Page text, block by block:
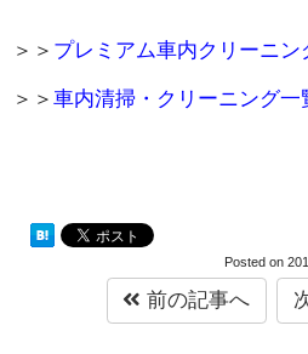
＞＞ プレミアム車内クリーニン
＞＞ 車内清掃・クリーニング一
Posted on
前の記事へ